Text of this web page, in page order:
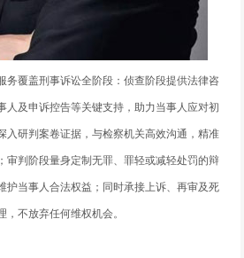
务覆盖刑事诉讼全阶段：侦查阶段提供法律咨
人及申诉控告等关键支持，助力当事人应对初
入研判案卷证据，与检察机关高效沟通，精准
审判阶段量身定制无罪、罪轻或减轻处罚的辩
护当事人合法权益；同时承接上诉、再审及死
不放弃任何维权机会。